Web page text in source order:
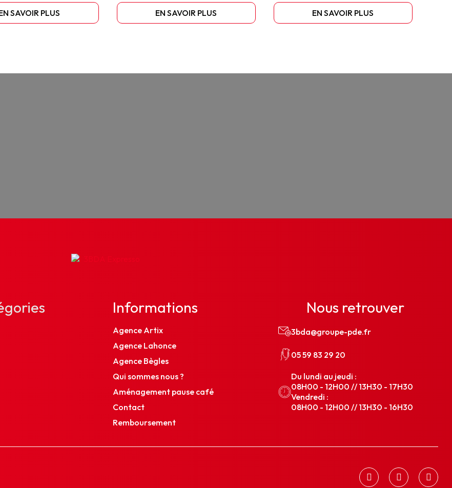
SAVOIR PLUS EN SAVOIR PLUS EN SAVOIR PLUS
Informations
Agence Artix
Agence Lahonce
Agence Bègles
Qui sommes nous ?
Aménagement pause café
Contact
Remboursement
Nous retrouver
3bda@groupe-pde.fr
05 59 83 29 20
Du lundi au jeudi :
08H00 - 12H00 // 13H30 - 17H30
Vendredi :
08H00 - 12H00 // 13H30 - 16H30